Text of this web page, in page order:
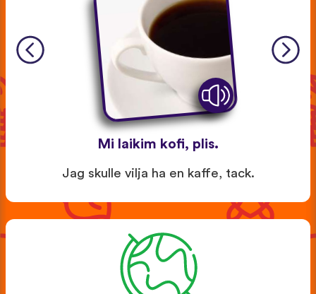
Mi laikim kofi, plis.
Jag skulle vilja ha en kaffe, tack.